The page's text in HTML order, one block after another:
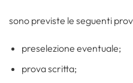
sono previste le seguenti
preselezione eventuale;
prova scritta;